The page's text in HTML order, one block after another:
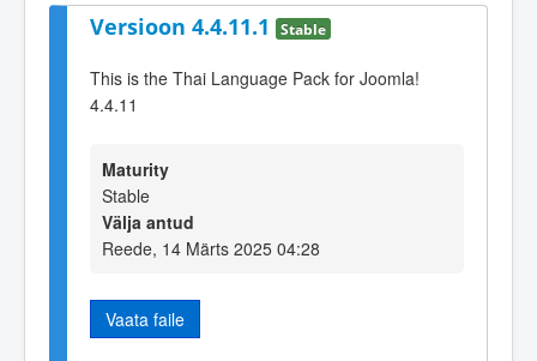
Versioon 4.4.11.1 Stable
This is the Thai Language Pack for Joomla!
4.4.11
Maturity
Stable
Välja antud
Reede, 14 Märts 2025 04:28
Vaata faile